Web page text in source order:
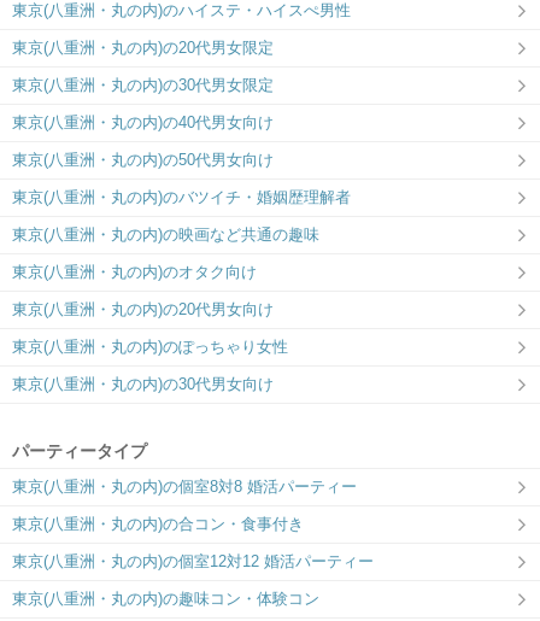
関東エリア最大規模の会場で運命の出会
【IBJ Matching】洗練された大人のラウ
東京(八重洲・丸の内)のハイステ・ハイスぺ男性
東京(八重洲・丸の内)の20代男女限定
東京(八重洲・丸の内)の30代男女限定
東京(八重洲・丸の内)の40代男女向け
東京(八重洲・丸の内)の50代男女向け
東京(八重洲・丸の内)のバツイチ・婚姻歴理解者
東京(八重洲・丸の内)の映画など共通の趣味
東京(八重洲・丸の内)のオタク向け
東京(八重洲・丸の内)の20代男女向け
東京(八重洲・丸の内)のぽっちゃり女性
東京(八重洲・丸の内)の30代男女向け
パーティータイプ
東京(八重洲・丸の内)の個室8対8 婚活パーティー
東京(八重洲・丸の内)の合コン・食事付き
東京(八重洲・丸の内)の個室12対12 婚活パーティー
東京(八重洲・丸の内)の趣味コン・体験コン